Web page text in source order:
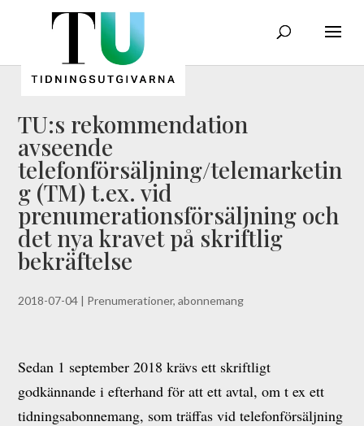
TU:s rekommendation
avseende
telefonförsäljning/telemarketin
g (TM) t.ex. vid
prenumerationsförsäljning och
det nya kravet på skriftlig
bekräftelse
2018-07-04 | Prenumerationer, abonnemang
Sedan 1 september 2018 krävs ett skriftligt
godkännande i efterhand för att ett avtal, om t ex ett
tidningsabonnemang, som träffas vid telefonförsäljning